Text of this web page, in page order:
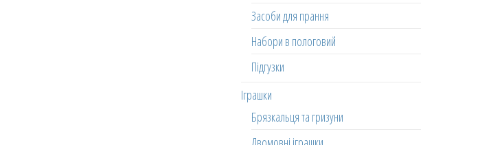
Засоби для прання
Набори в пологовий
Підгузки
Іграшки
Брязкальця та гризуни